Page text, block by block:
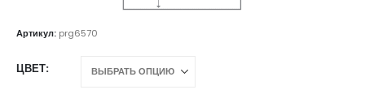
Артикул: prg6570
ЦВЕТ